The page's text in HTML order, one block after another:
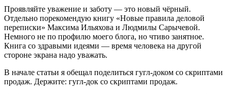
Проявляйте уважение и заботу — это новый чёрный.
Отдельно порекомендую книгу «Новые правила деловой
переписки» Максима Ильяхова и Людмилы Сарычевой.
Немного не по профилю моего блога, но чтиво занятное.
Книга со здравыми идеями — время человека на другой
стороне экрана надо уважать.
В начале статьи я обещал поделиться гугл-доком со скриптами
продаж. Держите: гугл-док со скриптами продаж.